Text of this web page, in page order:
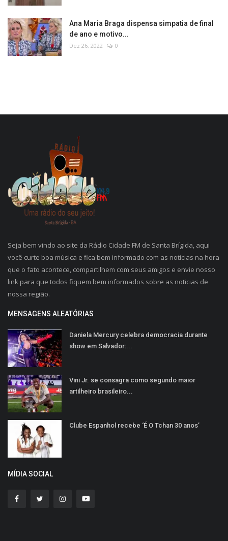
Ana Maria Braga dispensa simpatia de final
de ano e motivo...
Dez 26, 2022 0
Seja bem vindo ao site da Rádio Cidade FM de Santa Brígida, aqui
você curte boa música e fica bem informado com as noticias na hora
que o fato acontece, compartilhem com seus amigos e envie nosso
link para que todos fiquem bem informados sobre as noticias de
nossa região.
MENSAGENS ALEATÓRIAS
Daniela Mercury celebra democracia durante
show em Salvador:...
Vini Jr. se consagra como segundo maior
artilheiro brasileiro...
Clube Espanhol recebe ‘É O Tchan 30 anos’
MÍDIA SOCIAL